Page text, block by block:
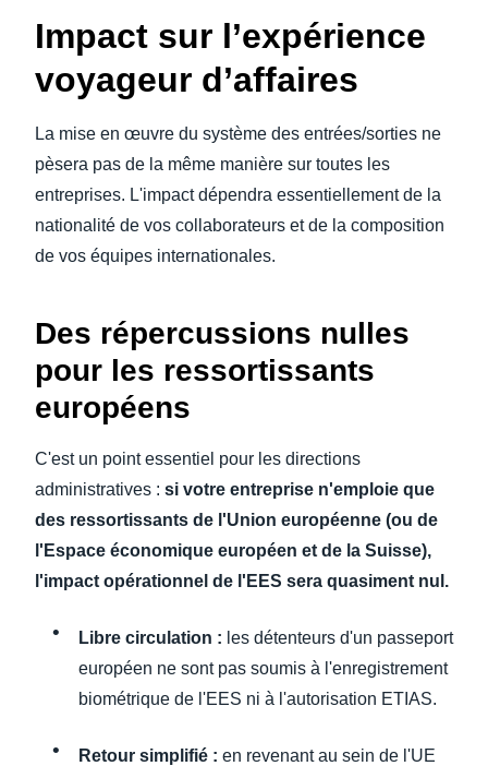
Impact sur l’expérience
voyageur d’affaires
La mise en œuvre du système des entrées/sorties ne
pèsera pas de la même manière sur toutes les
entreprises. L'impact dépendra essentiellement de la
nationalité de vos collaborateurs et de la composition
de vos équipes internationales.
Des répercussions nulles
pour les ressortissants
européens
C'est un point essentiel pour les directions
administratives : si votre entreprise n'emploie que
des ressortissants de l'Union européenne (ou de
l'Espace économique européen et de la Suisse),
l'impact opérationnel de l'EES sera quasiment nul .
Libre circulation : les détenteurs d'un passeport
européen ne sont pas soumis à l'enregistrement
biométrique de l'EES ni à l'autorisation ETIAS.
Retour simplifié : en revenant au sein de l'UE